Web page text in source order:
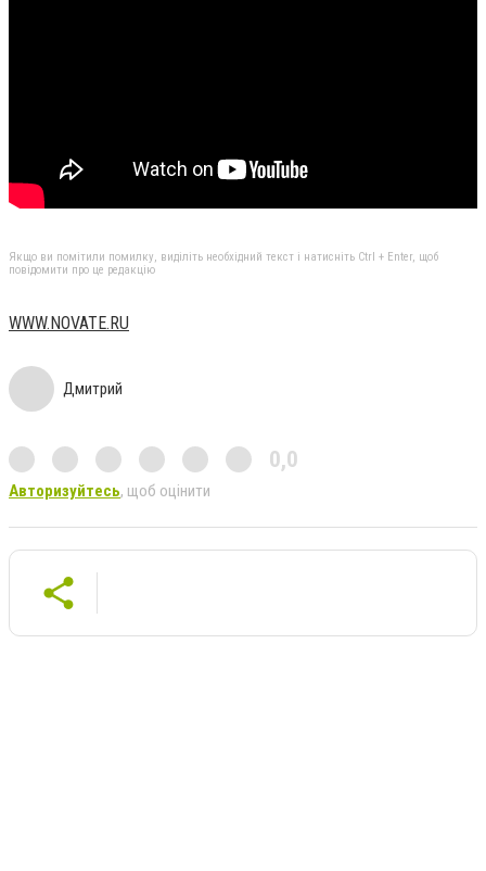
Якщо ви помітили помилку, виділіть необхідний текст і натисніть Ctrl + Enter, щоб
повідомити про це редакцію
WWW.NOVATE.RU
Дмитрий
0,0
Авторизуйтесь, щоб оцінити